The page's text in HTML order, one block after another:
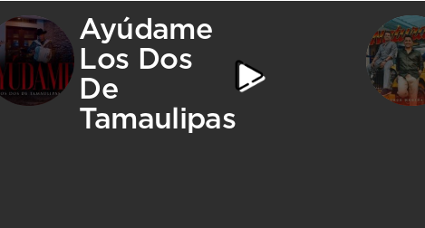
Ayúdame
Los Dos
De
Tamaulipas